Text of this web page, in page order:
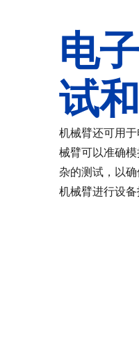
电
试
机械臂还可用
械臂可以准确
杂的测试，以
机械臂进行设备